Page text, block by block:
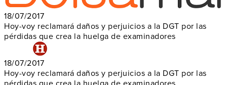
18/07/2017
Hoy-voy reclamará daños y perjuicios a la DGT por las
pérdidas que crea la huelga de examinadores
18/07/2017
Hoy-voy reclamará daños y perjuicios a la DGT por las